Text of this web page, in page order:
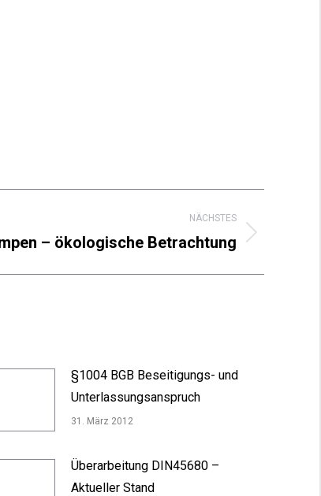
NÄCHSTES
– ökologische Betrachtung
§1004 BGB Beseitigungs- und
Unterlassungsanspruch
31. März 2012
Überarbeitung DIN45680 –
Aktueller Stand